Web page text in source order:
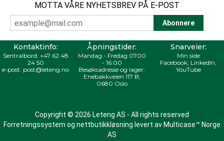
MOTTA VÅRE NYHETSBREV PÅ E-POST
Kontaktinfo:
Sentralbord: +47 62 48
24 50
e-post: post@leteng.no
Åpningstider:
Mandag - Fredag 0700
- 16:00
Besøksadresse og lager:
Enebakkveien 117 B,
0680 Oslo
Snarveier:
Min side
Facebook, LinkedIn,
YouTube
Copyright © 2026 Leteng AS - All rights reserved
Forretningssystem og nettbutikkløsning levert av Multicase™ Norge
AS